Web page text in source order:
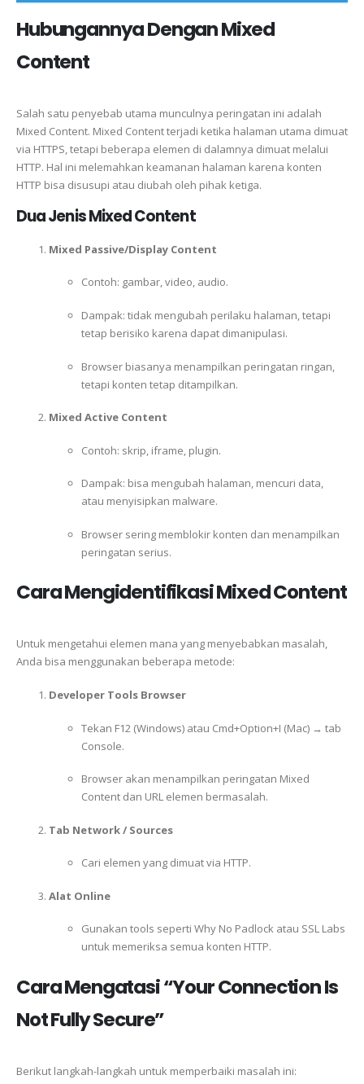
Hubungannya Dengan Mixed
Content
Salah satu penyebab utama munculnya peringatan ini adalah
Mixed Content. Mixed Content terjadi ketika halaman utama dimuat
via HTTPS, tetapi beberapa elemen di dalamnya dimuat melalui
HTTP. Hal ini melemahkan keamanan halaman karena konten
HTTP bisa disusupi atau diubah oleh pihak ketiga.
Dua Jenis Mixed Content
Mixed Passive/Display Content
Contoh: gambar, video, audio.
Dampak: tidak mengubah perilaku halaman, tetapi
tetap berisiko karena dapat dimanipulasi.
Browser biasanya menampilkan peringatan ringan,
tetapi konten tetap ditampilkan.
Mixed Active Content
Contoh: skrip, iframe, plugin.
Dampak: bisa mengubah halaman, mencuri data,
atau menyisipkan malware.
Browser sering memblokir konten dan menampilkan
peringatan serius.
Cara Mengidentifikasi Mixed Content
Untuk mengetahui elemen mana yang menyebabkan masalah,
Anda bisa menggunakan beberapa metode:
Developer Tools Browser
Tekan F12 (Windows) atau Cmd+Option+I (Mac) → tab
Console.
Browser akan menampilkan peringatan Mixed
Content dan URL elemen bermasalah.
Tab Network / Sources
Cari elemen yang dimuat via HTTP.
Alat Online
Gunakan tools seperti Why No Padlock atau SSL Labs
untuk memeriksa semua konten HTTP.
Cara Mengatasi “Your Connection Is
Not Fully Secure”
Berikut langkah-langkah untuk memperbaiki masalah ini: